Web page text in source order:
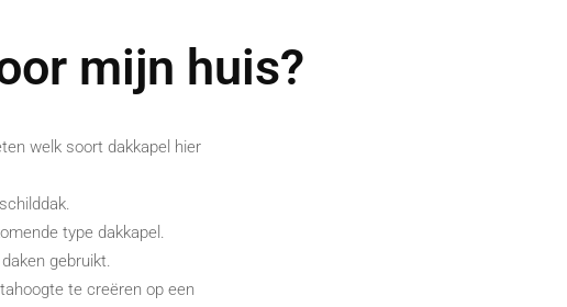
mijn huis?
welk soort dakkapel hier
type dakkapel.
gebruikt.
te creëren op een